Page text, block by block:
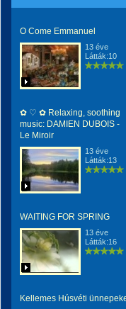
O Come Emmanuel
13 éve
Látták:10
✿ ♡ ✿ Relaxing, soothing
music: DAMIEN DUBOIS -
Le Miroir
13 éve
Látták:13
WAITING FOR SPRING
13 éve
Látták:16
Kellemes Húsvéti